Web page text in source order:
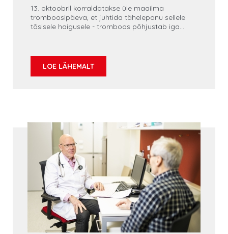
13. oktoobril korraldatakse üle maailma
tromboosipäeva, et juhtida tähelepanu sellele
tõsisele haigusele - tromboos põhjustab iga
oluline on tromboosi ära tunda krooniliste
haigustega inimestel.
LOE LÄHEMALT